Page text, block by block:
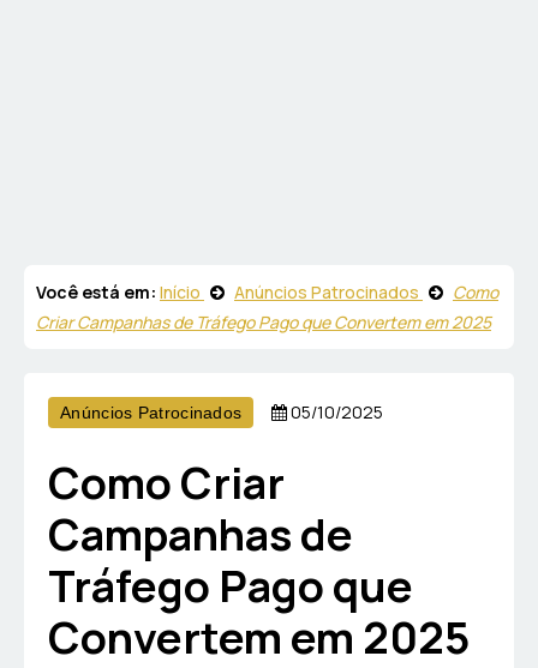
Você está em: Início Anúncios Patrocinados
Como
Criar Campanhas de Tráfego Pago que Convertem em 2025
Anúncios Patrocinados 05/10/2025
Como Criar
Campanhas de
Tráfego Pago que
Convertem em 2025